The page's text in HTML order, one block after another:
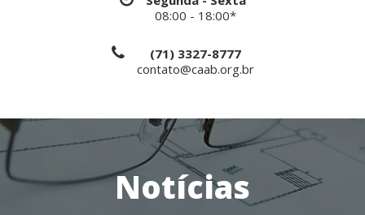
08:00 - 18:00*
(71) 3327-8777
contato@caab.org.br
Notícias